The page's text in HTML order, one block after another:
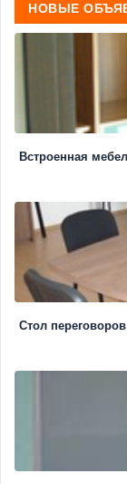
НОВЫЕ
Встроенная
Стол переговоров